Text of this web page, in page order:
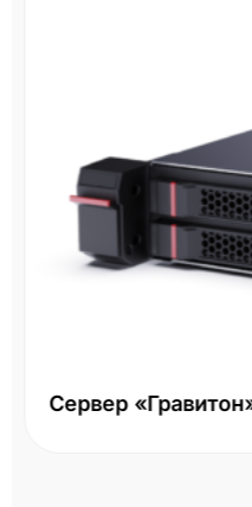
Сервер